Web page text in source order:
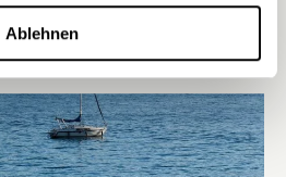
Ablehnen
ZUM GENIESSEN